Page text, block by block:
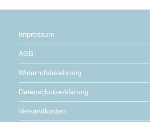
Impressum
AGB
Widerrufsbelehrung
Datenschutzerklärung
Versandkosten